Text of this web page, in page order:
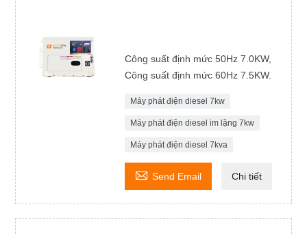
Công suất định mức 50Hz 7.0KW,
Công suất định mức 60Hz 7.5KW.
Máy phát điện diesel 7kw
Máy phát điện diesel im lặng 7kw
Máy phát điện diesel 7kva
 Send Email Chi tiết